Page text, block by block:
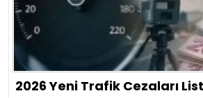
2026 Yeni Trafik Cezaları